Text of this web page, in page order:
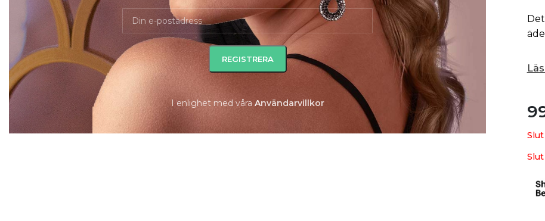
I enlighet med våra Användarvillkor